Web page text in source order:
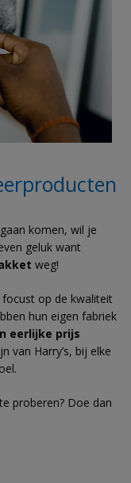
komen, wil je
geluk want
weg!
focust op de kwaliteit
hun eigen fabriek
eerlijke prijs
van Harry’s, bij elke
proberen? Doe dan